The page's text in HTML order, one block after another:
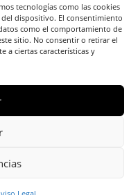
tecnologías como las cookies
dispositivo. El consentimiento
como el comportamiento de
sitio. No consentir o retirar el
a ciertas características y
92
local
Legal